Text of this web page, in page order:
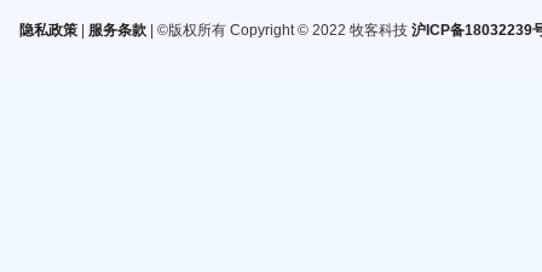
隐私政策| 服务条款| ©版权所有 Copyright © 2022 牧客科技 沪ICP备18032239